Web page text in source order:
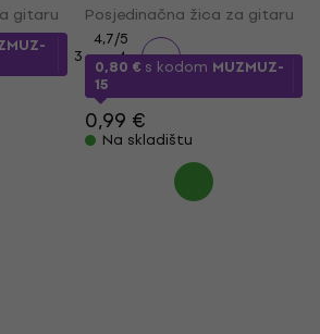
gitaru Posjedinačna žica za gitaru
4,7/5
0,80 € s kodom MUZMUZ-
15
0,99 €
Na skladištu
2 3 4